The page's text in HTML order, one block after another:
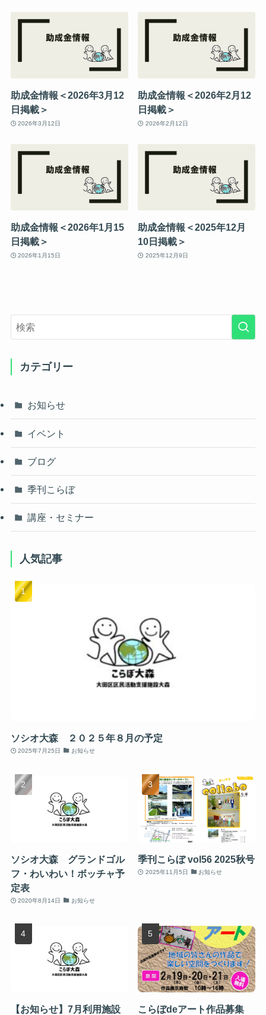
助成金情報＜2026年3月12
日掲載＞
2026年3月12日
助成金情報＜2026年2月12
日掲載＞
2026年2月12日
助成金情報＜2026年1月15
日掲載＞
2026年1月15日
助成金情報＜2025年12月
10日掲載＞
2025年12月9日
カテゴリー
お知らせ
イベント
ブログ
季刊こらぼ
講座・セミナー
人気記事
ソシオ大森 ２０２５年８月の予定
2025年7月25日 お知らせ
ソシオ大森 グランドゴル
フ・わいわい！ボッチャ予
定表
2020年8月14日 お知らせ
季刊こらぼ vol56 2025秋号
2025年11月5日 お知らせ
【お知らせ】7月利用施設
こらぼdeアート作品募集